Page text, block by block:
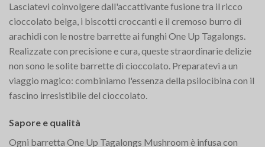
Lasciatevi coinvolgere dall'accattivante fusione tra il ricco
cioccolato belga, i biscotti croccanti e il cremoso burro di
arachidi con le nostre barrette ai funghi One Up Tagalongs.
Realizzate con precisione e cura, queste straordinarie delizie
non sono le solite barrette di cioccolato. Preparatevi a un
viaggio magico: combiniamo l'essenza della psilocibina con il
fascino irresistibile del cioccolato.
Sapore e qualità
Ogni barretta One Up Tagalongs Mushroom è infusa con